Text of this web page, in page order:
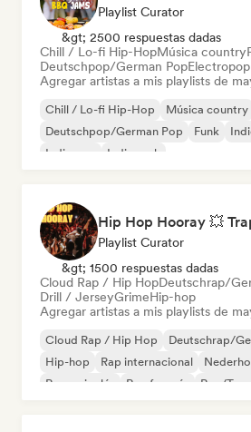
Playlist Curator
&gt; 2500 respuestas dadas
Chill / Lo-fi Hip-HopMúsica country
Deutschpop/German PopElectropop
Agregar artistas a mis playlists de
Chill / Lo-fi Hip-Hop
Música country
Deutschpop/German Pop
Funk
Indie pop
Indie rock
Playlist Curator
&gt; 1500 respuestas dadas
Cloud Rap / Hip HopDeutschrap/
Drill / JerseyGrimeHip-hop
Agregar artistas a mis playlists de
Cloud Rap / Hip Hop
Deutschrap/
Hip-hop
Rap internacional
Rap en inglés
Rap francés Rap/Trap